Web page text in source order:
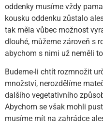
oddenky musíme vždy
kousku oddenku zůstalo
tak měla vůbec možnost
dlouhé, můžeme zároveň s
abychom s nimi už neměli
Budeme-li chtít rozmnožit
množství, nerozdělíme
dalšího vegetativního
Abychom se však mohli
musíme mít na zahrádce